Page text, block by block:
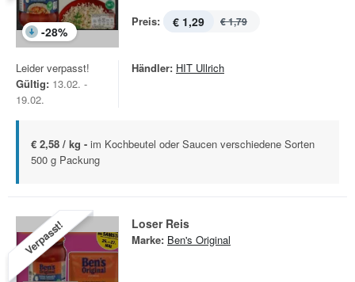
-28%
Preis: € 1,29 € 1,79
Leider verpasst!
Gültig: 13.02. -
19.02.
Händler: HIT Ullrich
€ 2,58 / kg - im Kochbeutel oder Saucen verschiedene Sorten
500 g Packung
Verpasst! Loser Reis
Marke: Ben's Original